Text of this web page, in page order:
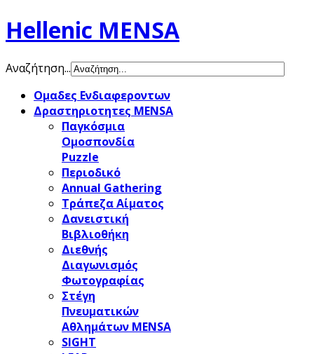
Hellenic MENSA
Αναζήτηση...
Ομαδες Ενδιαφεροντων
Δραστηριοτητες MENSA
Παγκόσμια
Ομοσπονδία
Puzzle
Περιοδικό
Annual Gathering
Τράπεζα Αίματος
Δανειστική
Βιβλιοθήκη
Διεθνής
Διαγωνισμός
Φωτογραφίας
Στέγη
Πνευματικών
Αθλημάτων MENSA
SIGHT